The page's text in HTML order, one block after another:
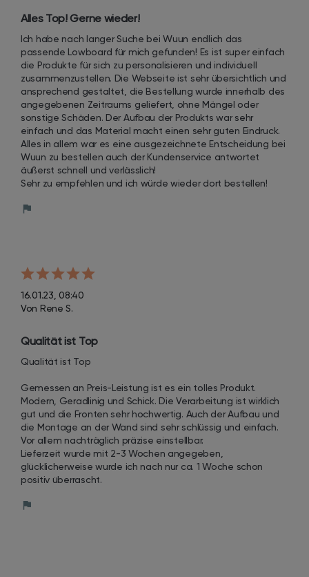
Alles Top! Gerne wieder!
Ich habe nach langer Suche bei Wuun endlich das
passende Lowboard für mich gefunden! Es ist super einfach
die Produkte für sich zu personalisieren und individuell
zusammenzustellen. Die Webseite ist sehr übersichtlich und
ansprechend gestaltet, die Bestellung wurde innerhalb des
angegebenen Zeitraums geliefert, ohne Mängel oder
sonstige Schäden. Der Aufbau der Produkts war sehr
einfach und das Material macht einen sehr guten Eindruck.
Alles in allem war es eine ausgezeichnete Entscheidung bei
Wuun zu bestellen auch der Kundenservice antwortet
äußerst schnell und verlässlich!
Sehr zu empfehlen und ich würde wieder dort bestellen!
16.01.23, 08:40
Von Rene S.
Qualität ist Top
Qualität ist Top
Gemessen an Preis-Leistung ist es ein tolles Produkt.
Modern, Geradlinig und Schick. Die Verarbeitung ist wirklich
gut und die Fronten sehr hochwertig. Auch der Aufbau und
die Montage an der Wand sind sehr schlüssig und einfach.
Vor allem nachträglich präzise einstellbar.
Lieferzeit wurde mit 2-3 Wochen angegeben,
glücklicherweise wurde ich nach nur ca. 1 Woche schon
positiv überrascht.